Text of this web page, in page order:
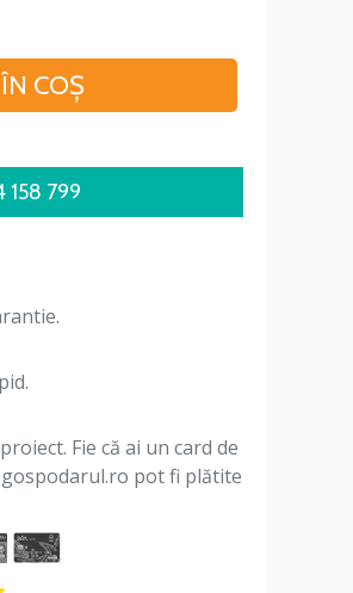
COŞ
158 799
Fie că ai un card de
pot fi plătite